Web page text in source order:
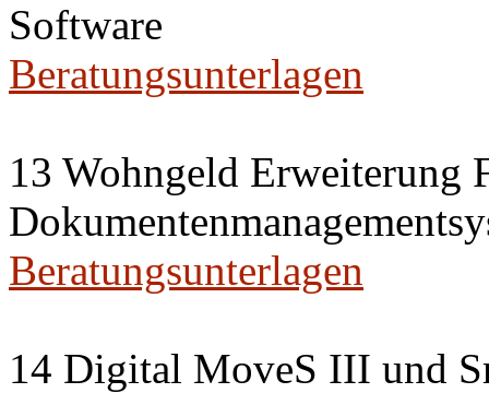
Software
Beratungsunterlagen
13 Wohngeld Erweiterung
Beratungsunterlagen
14 Digital MoveS III und